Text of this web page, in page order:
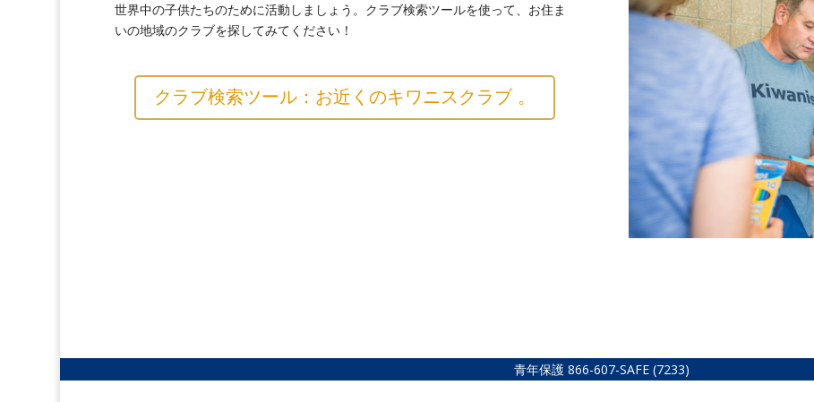
世界中の子供たちのために活動しましょう。クラブ検索ツールを使って、お住ま
いの地域のクラブを探してみてください！
クラブ検索ツール：お近くのキワニスクラブ 。
青年保護 866-607-SAFE (7233)